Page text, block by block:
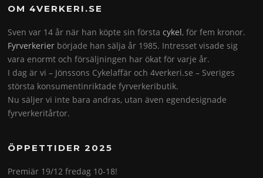
OM 4VERKERI.SE
Sven var 14 år när han köpte sin förstacykel, för fem kronor.
Fyrverkerier började han sälja år 1985. Intresset visade sig
vara enormt och försäljningen har ökat för varje år.
I dag är vi – Jönssons Cykelaffär och 4verkeri.se – Sveriges
största konsumentinriktade fyrverkeributik.
Nu säljer vi inte bara andras, utan även egendesignade
fyrverkeritårtor.
ÖPPETTIDER 2025
Premiär 19/12 fredag 10-18!